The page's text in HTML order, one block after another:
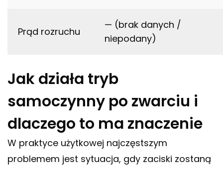
Prąd rozruchu
— (brak danych /
niepodany)
Jak działa tryb
samoczynny po zwarciu i
dlaczego to ma znaczenie
W praktyce użytkowej najczęstszym
problemem jest sytuacja, gdy zaciski zostaną